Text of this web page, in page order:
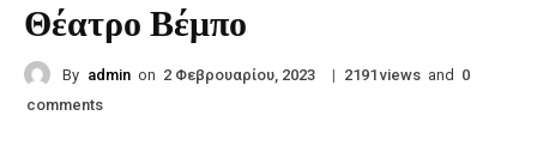
Θέατρο Βέμπο
By admin on 2 Φεβρουαρίου, 2023 | 2191 views and 0
comments